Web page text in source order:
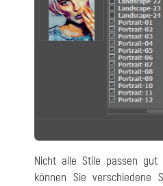
Nicht alle Stile passen
können Sie verschiedene